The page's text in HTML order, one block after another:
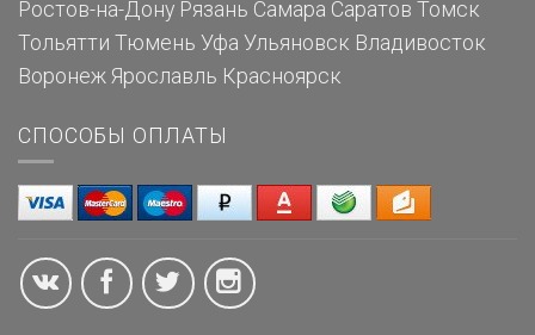
Ростов-на-Дону Рязань Самара Саратов Томск
Тольятти Тюмень Уфа Ульяновск Владивосток
Воронеж Ярославль Красноярск
СПОСОБЫ ОПЛАТЫ